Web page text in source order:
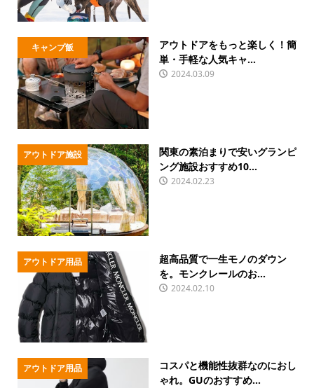
キャンプ飯
アウトドアをもっと楽しく！簡
単・手軽な人気キャ...
2024.03.09
アウトドア施設
関東の素泊まりで安いグランピ
ング施設おすすめ10...
2024.02.23
アウトドア用品
超高品質で一生モノのダウン
を。モンクレールのお...
2024.02.10
アウトドア用品
コスパと機能性抜群なのにおし
ゃれ。GUのおすすめ...